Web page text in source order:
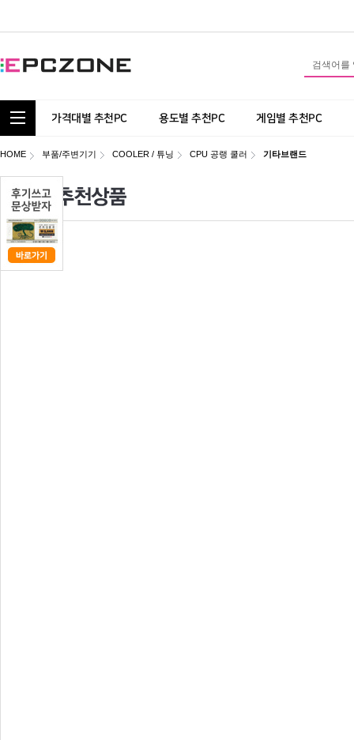
통합 카테고리 보기
가격대별 추천PC 용도별 추천PC 게임별 추천PC
HOME 부품/주변기기 COOLER / 튜닝 CPU 공랭 쿨러 기타브랜드